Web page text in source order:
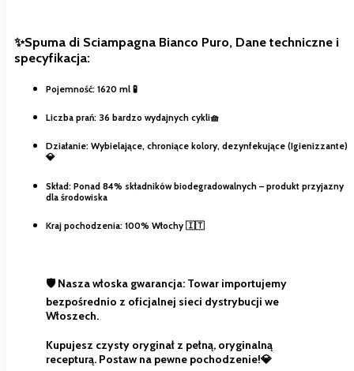
✨Spuma di Sciampagna Bianco Puro, Dane techniczne i
specyfikacja:
Pojemność: 1620 ml 🧪
Liczba prań: 36 bardzo wydajnych cykli🧺
Działanie: Wybielające, chroniące kolory, dezynfekujące (Igienizzante)
💎
Skład: Ponad 84% składników biodegradowalnych – produkt przyjazny
dla środowiska
Kraj pochodzenia: 100% Włochy 🇮🇹
🛡️Nasza włoska gwarancja: Towar importujemy
bezpośrednio z oficjalnej sieci dystrybucji we
Włoszech.
Kupujesz czysty oryginał z pełną, oryginalną
recepturą. Postaw na pewne pochodzenie!💎